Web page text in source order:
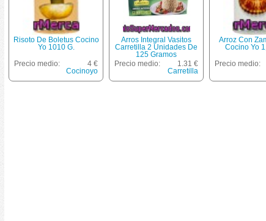
Risoto De Boletus Cocino
Yo 1010 G.
Precio medio:
4 €
Cocinoyo
Arros Integral Vasitos
Carretilla 2 Unidades De
125 Gramos
Precio medio:
1.31 €
Carretilla
Arroz Con
Cocino Yo
Precio medio: